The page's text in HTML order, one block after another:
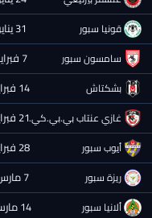
قونيا سبور 31 يناير 2027 - 19:00
سامسون سبور 7 فبراير 2027 - 19:00
بشكتاش 14 فبراير 2027 - 19:00
غازي عنتاب بي.بي.كي.21 فبراير 2027 - 19:00
أيوب سبور 28 فبراير 2027 - 19:00
ريزة سبور 7 مارس 2027 - 19:00
ألانيا سبور 14 مارس 2027 - 19:00